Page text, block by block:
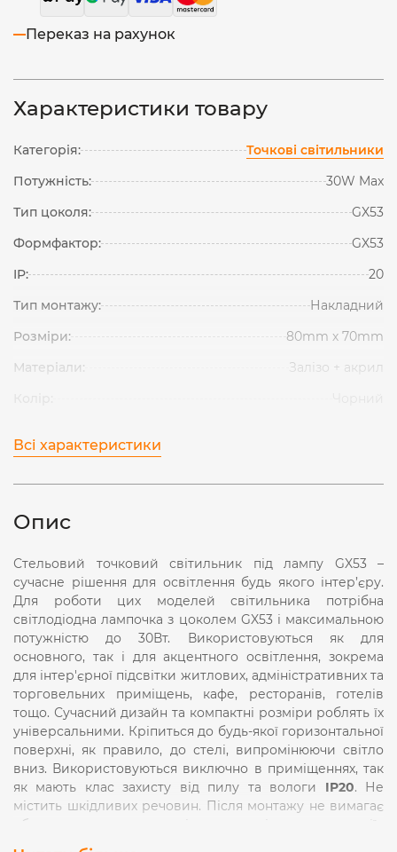
Переказ на рахунок
Характеристики товару
Категорія:
Точкові світильники
Потужність:
30W Max
Тип цоколя:
GX53
Формфактор:
GX53
IP:
20
Тип монтажу:
Накладний
Розміри:
80mm х 70mm
Матеріали:
Залізо + акрил
Всі характеристики
Опис
Стельовий точковий світильник під лампу GX53 –
сучасне рішення для освітлення будь якого інтер’єру.
Для роботи цих моделей світильника потрібна
світлодіодна лампочка з цоколем GX53 і максимальною
потужністю до 30Вт. Використовуються як для
основного, так і для акцентного освітлення, зокрема
для інтер'єрної підсвітки житлових, адміністративних та
торговельних приміщень, кафе, ресторанів, готелів
тощо. Сучасний дизайн та компактні розміри роблять їх
універсальними. Кріпиться до будь-якої горизонтальної
поверхні, як правило, до стелі, випромінюючи світло
вниз. Використовуються виключно в приміщеннях, так
як мають клас захисту від пилу та вологи IP20. Не
містить шкідливих речовин. Після монтажу не вимагає
обслуговування на протязі всього періоду експлуатації.